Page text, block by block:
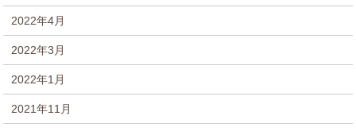
2022年4月
2022年3月
2022年1月
2021年11月